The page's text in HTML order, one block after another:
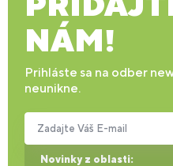
NÁM!
Prihláste sa na odber
neunikne.
Novinky z oblasti:
Zadajte Váš E-mail